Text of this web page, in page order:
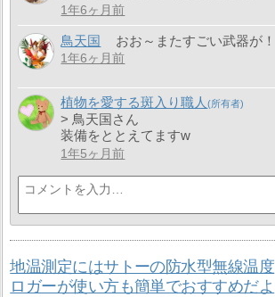
1年6ヶ月前
鳥天国 おお～またすごい武器が！
1年6ヶ月前
植物を愛する斑入り職人
> 鳥天国さん
装備をととえてますw
1年5ヶ月前
地温測定にはサトーの防水型無線温度
ロガーが使い方も簡単でおすすめだよ